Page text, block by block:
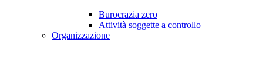
Burocrazia zero
Attività soggette a controllo
Organizzazione